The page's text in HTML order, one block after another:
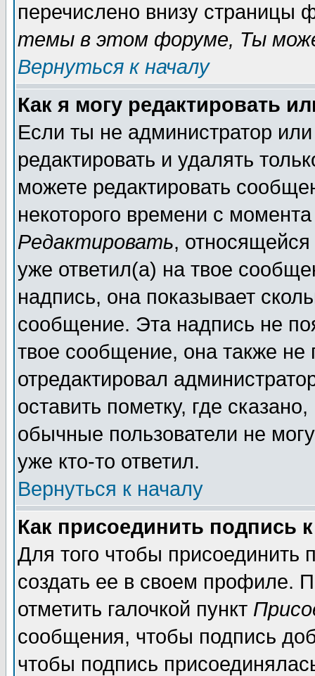
перечислено внизу страницы
темы в этом форуме, Ты
Вернуться к началу
Как я могу редактировать
Если ты не администратор
редактировать и удалять
можете редактировать
некоторого времени с
Редактировать,
уже ответил(а) на твое
надпись, она показывает
сообщение. Эта надпись не
твое сообщение, она также
отредактировал
оставить пометку, где
обычные пользователи не
уже кто-то ответил.
Вернуться к началу
Как присоединить подпись
Для того чтобы присоединить
создать ее в своем профиле.
отметить галочкой пункт
сообщения, чтобы подпись
чтобы подпись